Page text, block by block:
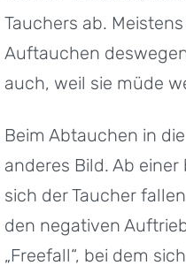
Tauchers ab.
Auftauchen
auch, weil sie müde
Beim Abtauchen in
anderes Bild. Ab
sich der Taucher
den negativen
„Freefall“, bei dem